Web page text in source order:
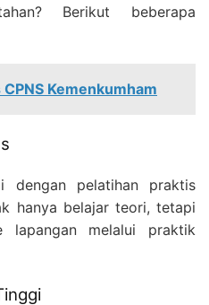
Berikut beberapa
Kemenkumham
dengan pelatihan praktis
hanya belajar teori, tetapi
lapangan melalui praktik